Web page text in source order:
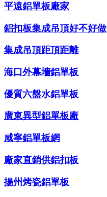
平遠鋁單板廠家
鋁扣板集成吊頂好不好做
集成吊頂距頂距離
海口外幕墻鋁單板
優質六盤水鋁單板
廣東異型鋁單板廠
咸寧鋁單板網
廠家直銷供鋁扣板
揚州烤瓷鋁單板